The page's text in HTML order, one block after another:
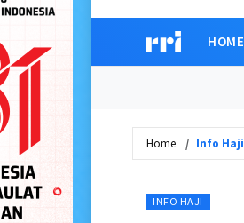
HOME
Home Info Haji
INFO HAJI